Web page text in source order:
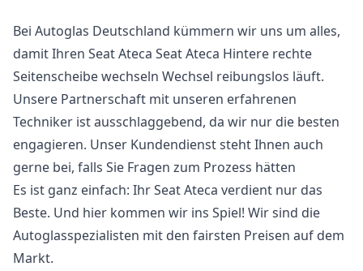
Bei Autoglas Deutschland kümmern wir uns um alles,
damit Ihren Seat Ateca Seat Ateca Hintere rechte
Seitenscheibe wechseln Wechsel reibungslos läuft.
Unsere Partnerschaft mit unseren erfahrenen
Techniker ist ausschlaggebend, da wir nur die besten
engagieren. Unser Kundendienst steht Ihnen auch
gerne bei, falls Sie Fragen zum Prozess hätten
Es ist ganz einfach: Ihr Seat Ateca verdient nur das
Beste. Und hier kommen wir ins Spiel! Wir sind die
Autoglasspezialisten mit den fairsten Preisen auf dem
Markt.